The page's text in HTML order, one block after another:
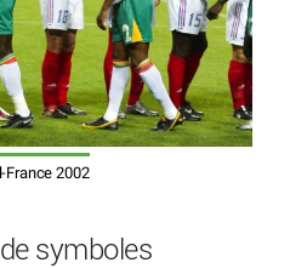
France 2002
symboles